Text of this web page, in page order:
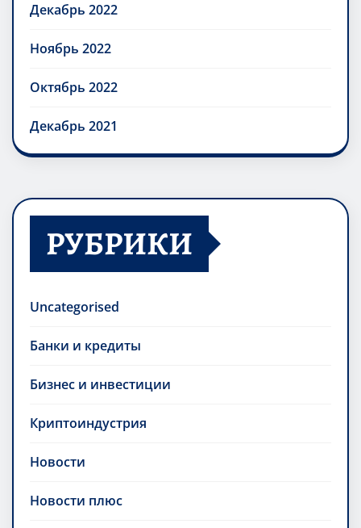
Декабрь 2022
Ноябрь 2022
Октябрь 2022
Декабрь 2021
РУБРИКИ
Uncategorised
Банки и кредиты
Бизнес и инвестиции
Криптоиндустрия
Новости
Новости плюс